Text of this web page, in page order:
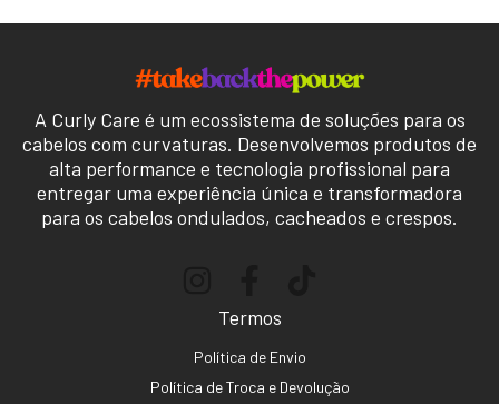
A Curly Care é um ecossistema de soluções para os
cabelos com curvaturas. Desenvolvemos produtos de
alta performance e tecnologia profissional para
entregar uma experiência única e transformadora
para os cabelos ondulados, cacheados e crespos.
Termos
Política de Envio
Política de Troca e Devolução